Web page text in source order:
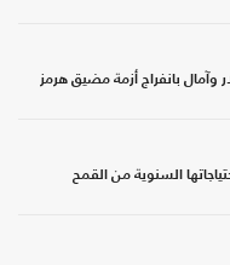
وآمال بانفراج أزمة مضيق هرمز
السنوية من القمح